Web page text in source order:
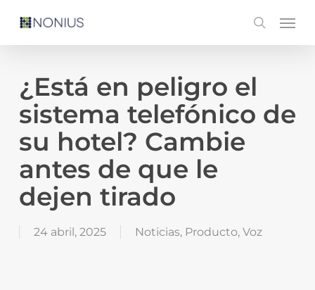
content
search
Menu
¿Está en peligro el
sistema telefónico de
su hotel? Cambie
antes de que le
dejen tirado
24 abril, 2025 Noticias, Producto, Voz